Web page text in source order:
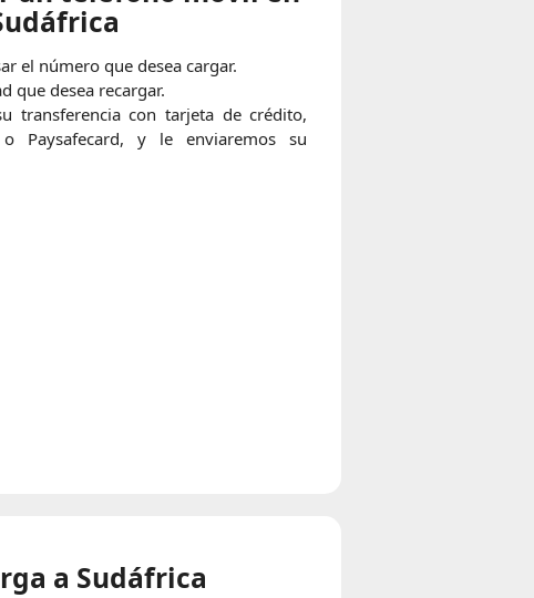
el número que desea cargar.
que desea recargar.
transferencia con tarjeta de crédito,
o Paysafecard, y le enviaremos su
a Sudáfrica